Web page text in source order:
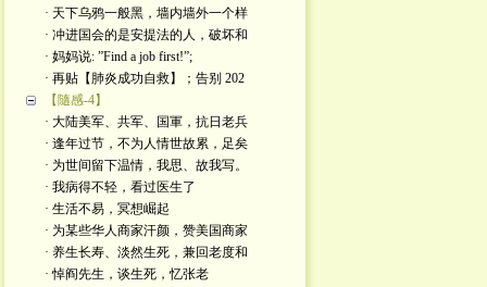
· 天下乌鸦一般黑，墙内墙外一个样
· 冲进国会的是安提法的人，破坏和
· 妈妈说: ”Find a job first!”;
· 再贴【肺炎成功自救】；告别 202
【隨感-4】
· 大陆美军、共军、国軍，抗日老兵
· 逢年过节，不为人情世故累，足矣
· 为世间留下温情，我思、故我写。
· 我病得不轻，看过医生了
· 生活不易，冥想崛起
· 为某些华人商家汗颜，赞美国商家
· 养生长寿、淡然生死，兼回老度和
· 悼阎先生，谈生死，忆张老